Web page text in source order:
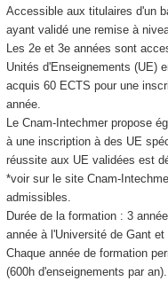
Accessible aux titulaires d'un
ayant validé une remise à
Les 2e et 3e années sont
Unités d'Enseignements (UE)
acquis 60 ECTS pour une
année.
Le Cnam-Intechmer propose
à une inscription à des UE
réussite aux UE validées est
*voir sur le site Cnam-
admissibles.
Durée de la formation : 3
année à l'Université de Gant et
Chaque année de formation
(600h d'enseignements par an).